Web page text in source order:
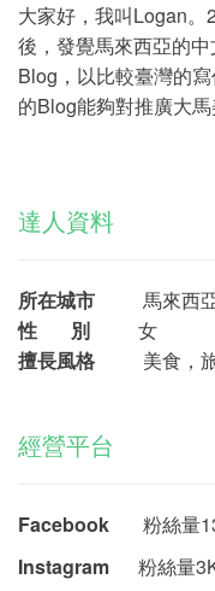
大家好，我叫Logan。
後，發覺馬來西亞的
Blog，以比較臺灣的
的Blog能夠對推廣大
達人資料
所在城市 馬來西
性 別 女
擅長風格 美食，
經營平台
Facebook 粉絲量
Instagram 粉絲量